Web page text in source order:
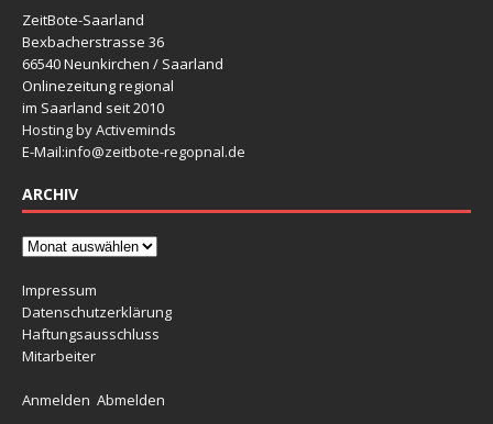
ZeitBote-Saarland
Bexbacherstrasse 36
66540 Neunkirchen / Saarland
Onlinezeitung regional
im Saarland seit 2010
Hosting by Activeminds
E-Mail:info@zeitbote-regopnal.de
ARCHIV
Impressum
Datenschutzerklärung
Haftungsausschluss
Mitarbeiter
Anmelden Abmelden